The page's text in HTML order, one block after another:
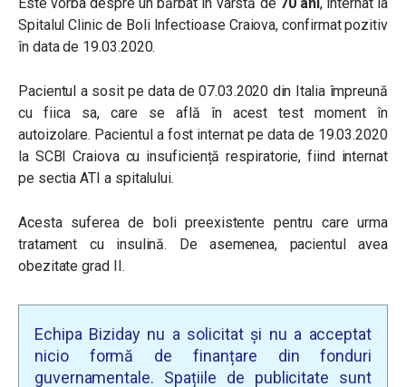
Spitalul Clinic de Boli Infectioase Craiova, confirmat pozitiv
în data de 19.03.2020.
Pacientul a sosit pe data de 07.03.2020 din Italia împreună
cu fiica sa, care se află în acest test moment în
autoizolare. Pacientul a fost internat pe data de 19.03.2020
la SCBI Craiova cu insuficiență respiratorie, fiind internat
pe sectia ATI a spitalului.
Acesta suferea de boli preexistente pentru care urma
tratament cu insulină. De asemenea, pacientul avea
obezitate grad II.
Echipa Biziday nu a solicitat și nu a acceptat
nicio formă de finanțare din fonduri
guvernamentale. Spațiile de publicitate sunt